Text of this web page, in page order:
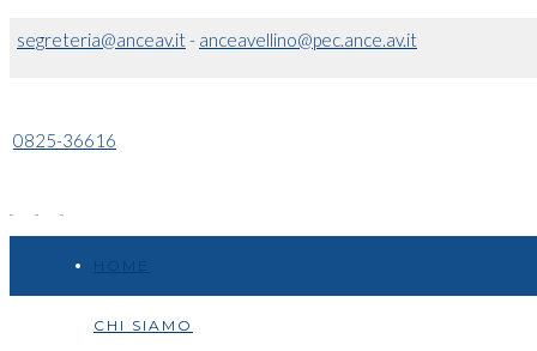
segreteria@anceav.it- anceavellino@pec.ance.av.it
0825-36616
CHI SIAMO